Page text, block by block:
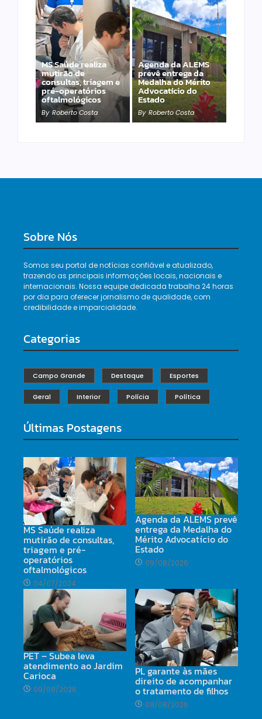
MS Saúde realiza
mutirão de
consultas, triagem e
pré-operatórios
oftalmológicos
By Roberto Costa
Agenda da ALEMS
prevê entrega da
Medalha do Mérito
Advocatício do
Estado
By Roberto Costa
PET – Subea leva
atendimento ao
Jardim Carioca
By Roberto Costa
Sobre Nós
Somos seu portal de notícias confiável e atualizado,
trazendo as principais informações locais, nacionais e
internacionais. Nossa equipe dedicada trabalha 24 horas
por dia para oferecer jornalismo de qualidade, com
credibilidade e imparcialidade.
Categorias
Campo Grande Destaque Esportes
Geral Interior Polícia Política
Últimas Postagens
MS Saúde realiza
mutirão de consultas,
triagem e pré-
operatórios
oftalmológicos
04/07/2024
Agenda da ALEMS prevê
entrega da Medalha do
Mérito Advocatício do
Estado
09/08/2026
PET – Subea leva
atendimento ao Jardim
Carioca
09/08/2026
PL garante às mães
direito de acompanhar
o tratamento de filhos
09/08/2026